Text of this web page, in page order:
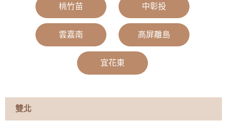
桃竹苗 中彰投
雲嘉南 高屏離島
宜花東
雙北